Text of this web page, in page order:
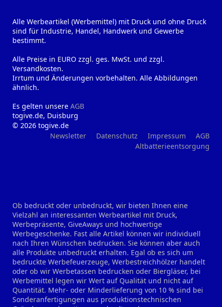
Alle Werbeartikel (Werbemittel) mit Druck und ohne Druck
sind für Industrie, Handel, Handwerk und Gewerbe
bestimmt.
Alle Preise in EURO zzgl. ges. MwSt. und zzgl.
Versandkosten.
Irrtum und Änderungen vorbehalten. Alle Abbildungen
ähnlich.
Es gelten unsere AGB
togive.de, Duisburg
© 2026 togive.de
Newsletter
Datenschutz Impressum
AGB
Altbatterieentsorgung
Ob bedruckt oder unbedruckt, wir bieten Ihnen eine
Vielzahl an interessanten Werbeartikel mit Druck,
Werbepräsente, GiveAways und hochwertige
Werbegeschenke. Fast alle Artikel können wir individuell
nach Ihren Wünschen bedrucken. Sie können aber auch
alle Produkte unbedruckt erhalten. Egal ob es sich um
bedruckte Werbefeuerzeuge, Werbestreichhölzer handelt
oder ob wir Werbetassen bedrucken oder Biergläser, bei
Werbemittel legen wir Wert auf Qualität und nicht auf
Quantität. Mehr- oder Minderlieferung von 10 % sind bei
Sonderanfertigungen aus produktionstechnischen